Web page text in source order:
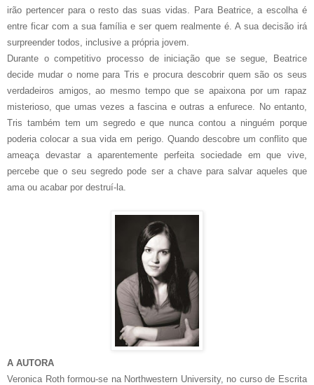
irão pertencer para o resto das suas vidas. Para Beatrice, a escolha é
entre ficar com a sua família e ser quem realmente é. A sua decisão irá
surpreender todos, inclusive a própria jovem.
Durante o competitivo processo de iniciação que se segue, Beatrice
decide mudar o nome para Tris e procura descobrir quem são os seus
verdadeiros amigos, ao mesmo tempo que se apaixona por um rapaz
misterioso, que umas vezes a fascina e outras a enfurece. No entanto,
Tris também tem um segredo e que nunca contou a ninguém porque
poderia colocar a sua vida em perigo. Quando descobre um conflito que
ameaça devastar a aparentemente perfeita sociedade em que vive,
percebe que o seu segredo pode ser a chave para salvar aqueles que
ama ou acabar por destruí-la.
A AUTORA
Veronica Roth formou-se na Northwestern University, no curso de Escrita